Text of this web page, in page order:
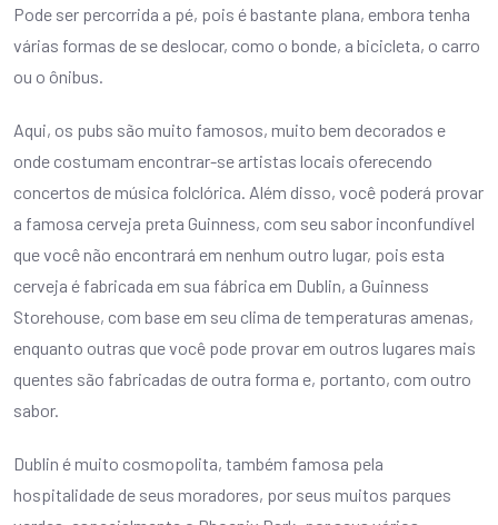
Pode ser percorrida a pé, pois é bastante plana, embora tenha
várias formas de se deslocar, como o bonde, a bicicleta, o carro
ou o ônibus.
Aqui, os pubs são muito famosos, muito bem decorados e
onde costumam encontrar-se artistas locais oferecendo
concertos de música folclórica. Além disso, você poderá provar
a famosa cerveja preta Guinness, com seu sabor inconfundível
que você não encontrará em nenhum outro lugar, pois esta
cerveja é fabricada em sua fábrica em Dublin, a Guinness
Storehouse, com base em seu clima de temperaturas amenas,
enquanto outras que você pode provar em outros lugares mais
quentes são fabricadas de outra forma e, portanto, com outro
sabor.
Dublin é muito cosmopolita, também famosa pela
hospitalidade de seus moradores, por seus muitos parques